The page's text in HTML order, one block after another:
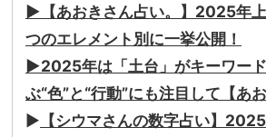
▶︎【あおきさん占い。】2025年
つのエレメント別に一挙公開！
▶︎2025年は「土台」がキーワー
ぶ“色”と“行動”にも注目して【あ
▶︎ 【シウマさんの数字占い】